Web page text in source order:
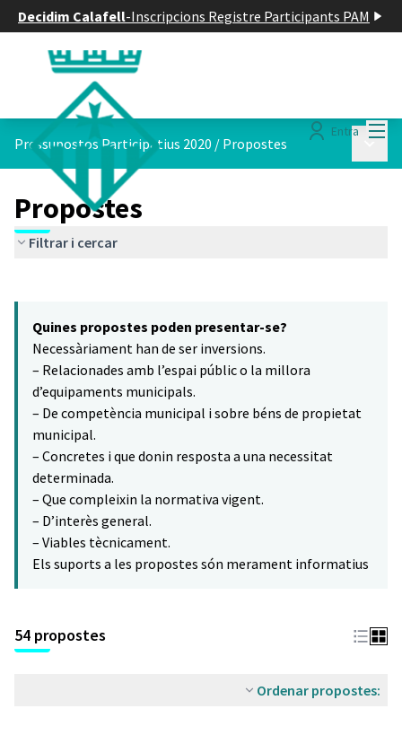
Decidim Calafell-Inscripcions Registre Participants PAM
Entra
Pressupostos Participatius 2020 / Propostes
Propostes
Filtrar i cercar
−
Quines propostes poden presentar-se?
Necessàriament han de ser inversions.
– Relacionades amb l’espai públic o la millora
d’equipaments municipals.
– De competència municipal i sobre béns de propietat
municipal.
– Concretes i que donin resposta a una necessitat
determinada.
– Que compleixin la normativa vigent.
– D’interès general.
– Viables tècnicament.
Els suports a les propostes són merament informatius
54 propostes
Ordenar propostes: